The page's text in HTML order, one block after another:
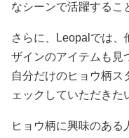
なシーンで活躍するこ
さらに、Leopalでは
ザインのアイテムも見
自分だけのヒョウ柄ス
ェックしていただきた
ヒョウ柄に興味のある